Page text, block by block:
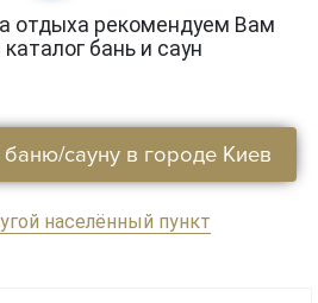
отдыха рекомендуем Вам
бань и саун
сауну в городе Киев
населённый пункт